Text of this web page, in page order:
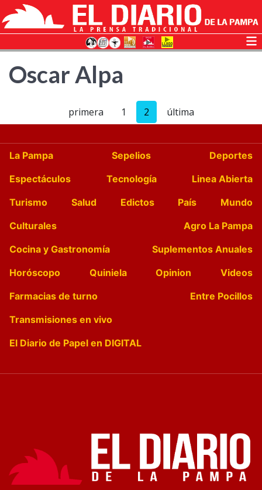
Oscar Alpa
primera 1 2 última
La Pampa Sepelios
Deportes
Espectáculos
Tecnología
Linea Abierta
Turismo
Salud Edictos País
Mundo
Culturales
Agro La Pampa
Cocina y Gastronomía
Suplementos Anuales
Horóscopo
Quiniela Opinion
Videos
Farmacias de turno
Entre Pocillos
Transmisiones en vivo
El Diario de Papel en DIGITAL